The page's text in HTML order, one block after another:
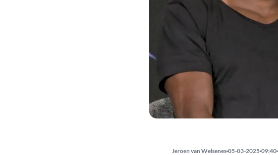
Jeroen van Welsenes 05-03-2025 09:40